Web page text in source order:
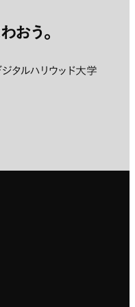
おう。
ジタルハリウッド大学